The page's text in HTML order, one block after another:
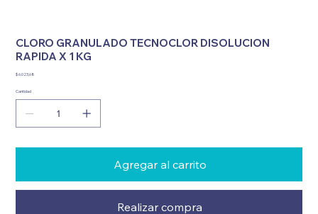
CLORO GRANULADO TECNOCLOR DISOLUCION
RAPIDA X 1 KG
Precio
$ 6.023,68
Cantidad
Agregar al carrito
Realizar compra